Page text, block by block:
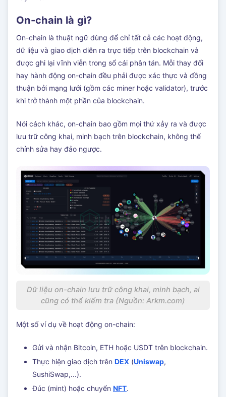
On-chain là gì?
On-chain là thuật ngữ dùng để chỉ tất cả các hoạt động,
dữ liệu và giao dịch diễn ra trực tiếp trên blockchain và
được ghi lại vĩnh viễn trong sổ cái phân tán. Mỗi thay đổi
hay hành động on-chain đều phải được xác thực và đồng
thuận bởi mạng lưới (gồm các miner hoặc validator), trước
khi trở thành một phần của blockchain.
Nói cách khác, on-chain bao gồm mọi thứ xảy ra và được
lưu trữ công khai, minh bạch trên blockchain, không thể
chỉnh sửa hay đảo ngược.
Dữ liệu on-chain lưu trữ công khai, minh bạch, ai
cũng có thể kiểm tra (Nguồn: Arkm.com)
Một số ví dụ về hoạt động on-chain:
Gửi và nhận Bitcoin, ETH hoặc USDT trên blockchain.
Thực hiện giao dịch trên DEX (Uniswap,
SushiSwap,...).
Đúc (mint) hoặc chuyển NFT.